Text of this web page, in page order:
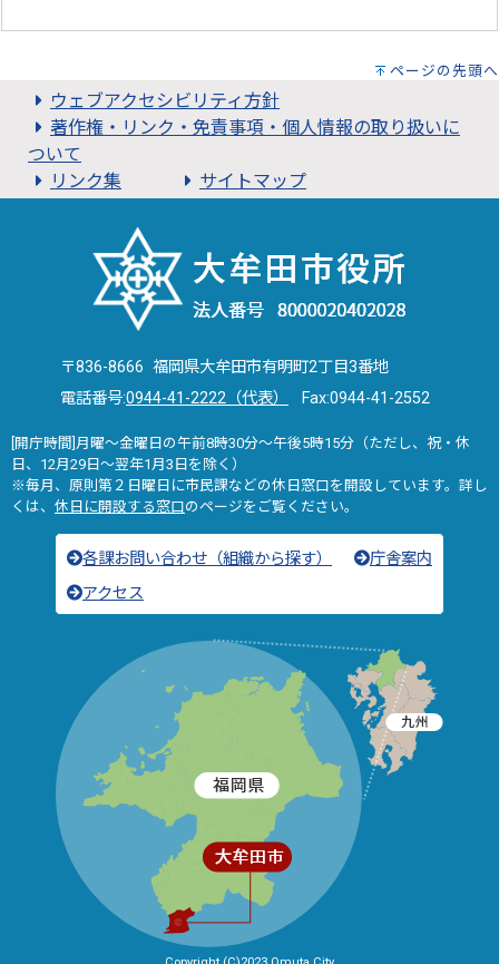
ページの先頭へ
ウェブアクセシビリティ方針
著作権・リンク・免責事項・個人情報の取り扱いに
ついて
リンク集
サイトマップ
〒836-8666 福岡県大牟田市有明町2丁目3番地
電話番号:0944-41-2222（代表） Fax:0944-41-2552
[開庁時間]月曜～金曜日の午前8時30分～午後5時15分（ただし、祝・休
日、12月29日～翌年1月3日を除く）
※毎月、原則第２日曜日に市民課などの休日窓口を開設しています。詳し
くは、 休日に開設する窓口のページをご覧ください。
各課お問い合わせ（組織から探す）
庁舎案内
アクセス